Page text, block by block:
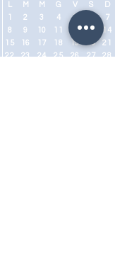
M M G V S
D
1
2 3 4 5
7
8
9 10 11 12 13
14
15
16 17 18 19 20
21
22
23 24 25 26 27
28